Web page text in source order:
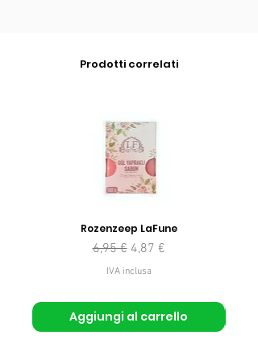
Prodotti correlati
Rozenzeep LaFune
Prezzo regolare
6,95 € Prezzo scontato
4,87 €
IVA inclusa
Aggiungi al carrello